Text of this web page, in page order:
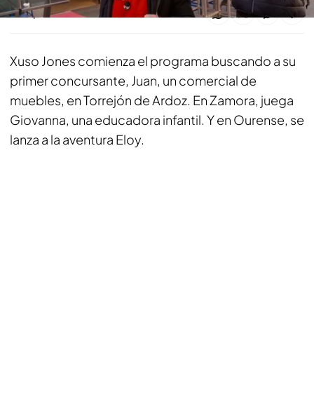
Compartir
Xuso Jones comienza el programa buscando a su
primer concursante, Juan, un comercial de
muebles, en Torrejón de Ardoz. En Zamora, juega
Giovanna, una educadora infantil. Y en Ourense, se
lanza a la aventura Eloy.